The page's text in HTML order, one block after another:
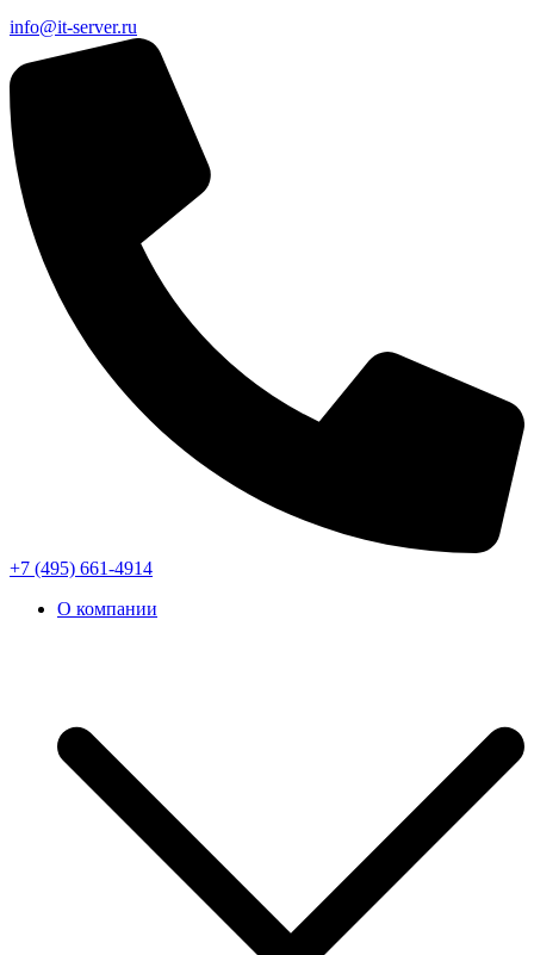
info@it-server.ru
+7 (495) 661-4914
О компании